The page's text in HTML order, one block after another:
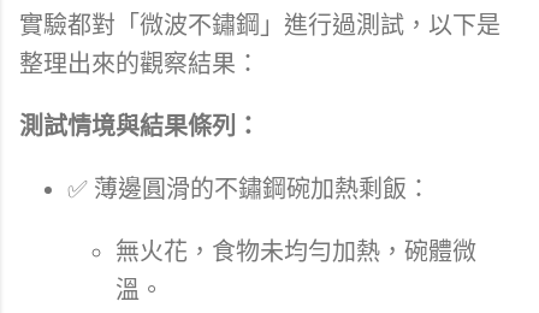
實驗都對「微波不鏽鋼」進行過測試，以下是
整理出來的觀察結果：
測試情境與結果條列：
✅ 薄邊圓滑的不鏽鋼碗加熱剩飯：
無火花，食物未均勻加熱，碗體微
溫。